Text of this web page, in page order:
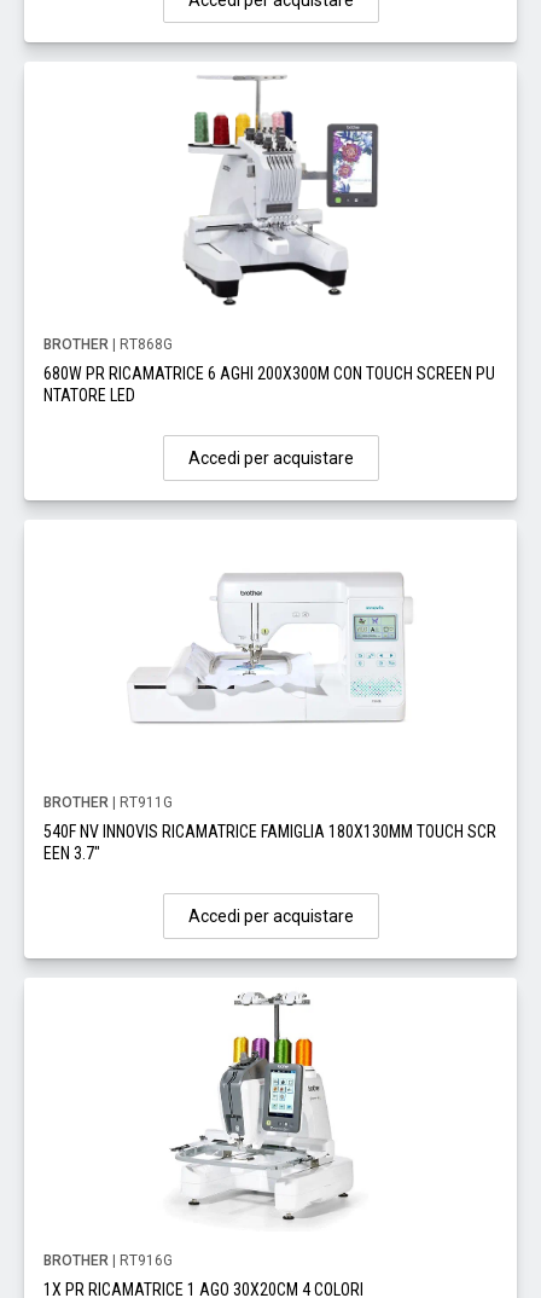
BROTHER | RT868G
680W PR RICAMATRICE 6 AGHI 200X300M CON TOUCH SCREEN PU
NTATORE LED
Accedi per acquistare
BROTHER | RT911G
540F NV INNOVIS RICAMATRICE FAMIGLIA 180X130MM TOUCH SCR
EEN 3.7"
Accedi per acquistare
BROTHER | RT916G
1X PR RICAMATRICE 1 AGO 30X20CM 4 COLORI